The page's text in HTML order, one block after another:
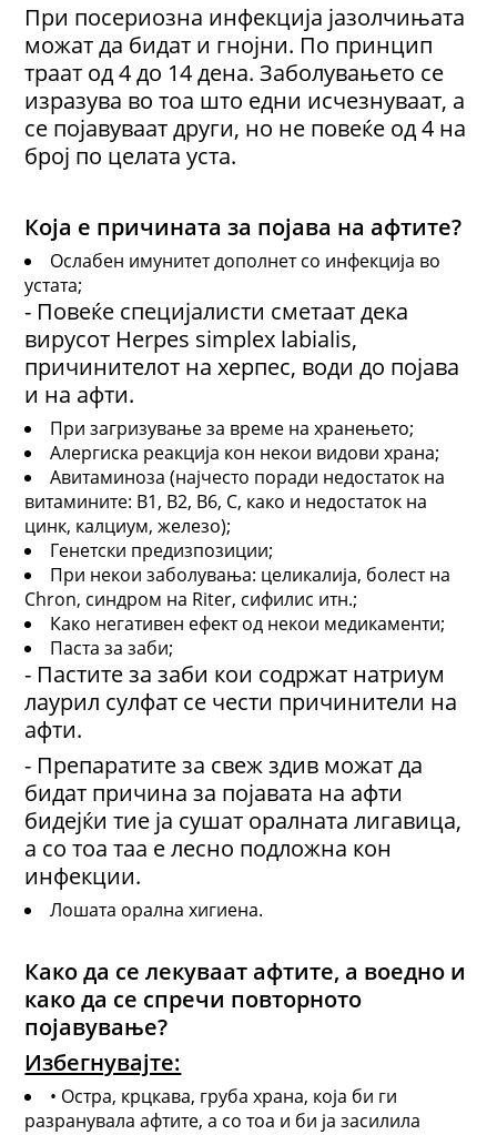
При посериозна инфекција јазолчињата
можат да бидат и гнојни. По принцип
траат од 4 до 14 дена. Заболувањето се
изразува во тоа што едни исчезнуваат, а
се појавуваат други, но не повеќе од 4 на
број по целата уста.
Која е причината за појава на афтите?
Ослабен имунитет дополнет со инфекција во
устата;
- Повеќе специјалисти сметаат дека
вирусот Herpes simplex labialis,
причинителот на херпес, води до појава
и на афти.
При загризување за време на хранењето;
Алергиска реакција кон некои видови храна;
Авитаминоза (најчесто поради недостаток на
витамините: В1, В2, В6, С, како и недостаток на
цинк, калциум, железо);
Генетски предизпозиции;
При некои заболувања: целикалија, болест на
Сhron, синдром на Riter, сифилис итн.;
Како негативен ефект од некои медикаменти;
Паста за заби;
- Пастите за заби кои содржат натриум
лаурил сулфат се чести причинители на
афти.
- Препаратите за свеж здив можат да
бидат причина за појавата на афти
бидејќи тие ја сушат оралната лигавица,
а со тоа таа е лесно подложна кон
инфекции.
Лошата орална хигиена.
Како да се лекуваат афтите, а воедно и
како да се спречи повторното
појавување?
Избегнувајте:
• Остра, крцкава, груба храна, која би ги
разранувала афтите, а со тоа и би ја засилила